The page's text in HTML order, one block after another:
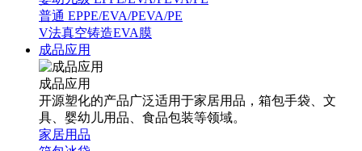
普通 EPPE/EVA/PEVA/PE
V法真空铸造EVA膜
成品应用
成品应用
开源塑化的产品广泛适用于家居用品，箱包手袋、文
具、婴幼儿用品、食品包装等领域。
家居用品